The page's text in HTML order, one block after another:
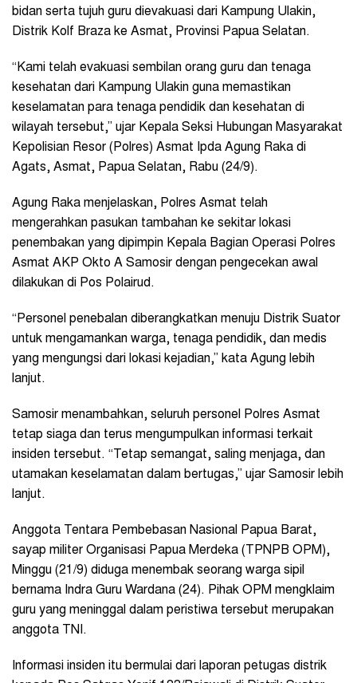
bidan serta tujuh guru dievakuasi dari Kampung Ulakin,
Distrik Kolf Braza ke Asmat, Provinsi Papua Selatan.
“Kami telah evakuasi sembilan orang guru dan tenaga
kesehatan dari Kampung Ulakin guna memastikan
keselamatan para tenaga pendidik dan kesehatan di
wilayah tersebut,” ujar Kepala Seksi Hubungan Masyarakat
Kepolisian Resor (Polres) Asmat Ipda Agung Raka di
Agats, Asmat, Papua Selatan, Rabu (24/9).
Agung Raka menjelaskan, Polres Asmat telah
mengerahkan pasukan tambahan ke sekitar lokasi
penembakan yang dipimpin Kepala Bagian Operasi Polres
Asmat AKP Okto A Samosir dengan pengecekan awal
dilakukan di Pos Polairud.
“Personel penebalan diberangkatkan menuju Distrik Suator
untuk mengamankan warga, tenaga pendidik, dan medis
yang mengungsi dari lokasi kejadian,” kata Agung lebih
lanjut.
Samosir menambahkan, seluruh personel Polres Asmat
tetap siaga dan terus mengumpulkan informasi terkait
insiden tersebut. “Tetap semangat, saling menjaga, dan
utamakan keselamatan dalam bertugas,” ujar Samosir lebih
lanjut.
Anggota Tentara Pembebasan Nasional Papua Barat,
sayap militer Organisasi Papua Merdeka (TPNPB OPM),
Minggu (21/9) diduga menembak seorang warga sipil
bernama Indra Guru Wardana (24). Pihak OPM mengklaim
guru yang meninggal dalam peristiwa tersebut merupakan
anggota TNI.
Informasi insiden itu bermulai dari laporan petugas distrik